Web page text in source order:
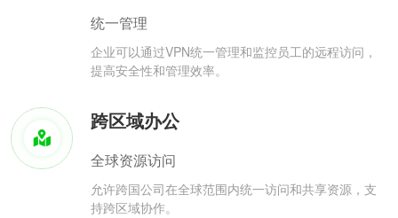
统一管理
企业可以通过VPN统一管理和监控员工的远程访问，
提高安全性和管理效率。
跨区域办公
全球资源访问
允许跨国公司在全球范围内统一访问和共享资源，支
持跨区域协作。